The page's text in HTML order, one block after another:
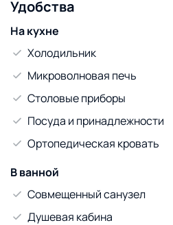
Удобства
На кухне
Холодильник
Микроволновая печь
Столовые приборы
Посуда и принадлежности
Ортопедическая кровать
В ванной
Совмещенный санузел
Душевая кабина